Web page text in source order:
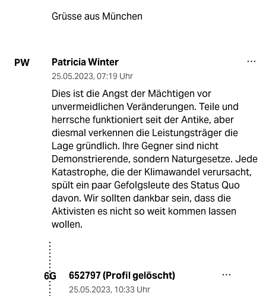
Grüsse aus München
PW Patricia Winter
25.05.2023, 07:19 Uhr
Dies ist die Angst der Mächtigen vor
unvermeidlichen Veränderungen. Teile und
herrsche funktioniert seit der Antike, aber
diesmal verkennen die Leistungsträger die
Lage gründlich. Ihre Gegner sind nicht
Demonstrierende, sondern Naturgesetze. Jede
Katastrophe, die der Klimawandel verursacht,
spült ein paar Gefolgsleute des Status Quo
davon. Wir sollten dankbar sein, dass die
Aktivisten es nicht so weit kommen lassen
wollen.
6G 652797 (Profil gelöscht)
25.05.2023, 10:33 Uhr